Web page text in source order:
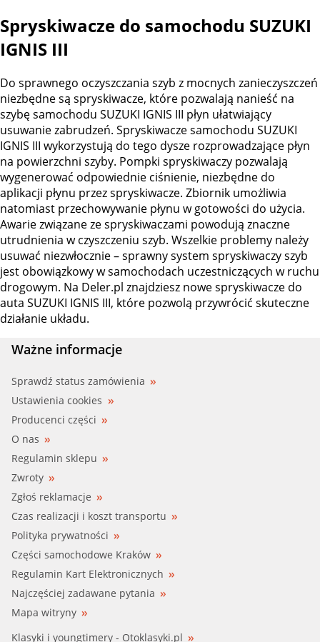
Spryskiwacze do samochodu SUZUKI
IGNIS III
Do sprawnego oczyszczania szyb z mocnych zanieczyszczeń
niezbędne są spryskiwacze, które pozwalają nanieść na
szybę samochodu SUZUKI IGNIS III płyn ułatwiający
usuwanie zabrudzeń. Spryskiwacze samochodu SUZUKI
IGNIS III wykorzystują do tego dysze rozprowadzające płyn
na powierzchni szyby. Pompki spryskiwaczy pozwalają
wygenerować odpowiednie ciśnienie, niezbędne do
aplikacji płynu przez spryskiwacze. Zbiornik umożliwia
natomiast przechowywanie płynu w gotowości do użycia.
Awarie związane ze spryskiwaczami powodują znaczne
utrudnienia w czyszczeniu szyb. Wszelkie problemy należy
usuwać niezwłocznie – sprawny system spryskiwaczy szyb
jest obowiązkowy w samochodach uczestniczących w ruchu
drogowym. Na Deler.pl znajdziesz nowe spryskiwacze do
auta SUZUKI IGNIS III, które pozwolą przywrócić skuteczne
działanie układu.
Ważne informacje
Sprawdź status zamówienia
Ustawienia cookies
Producenci części
O nas
Regulamin sklepu
Zwroty
Zgłoś reklamacje
Czas realizacji i koszt transportu
Polityka prywatności
Części samochodowe Kraków
Regulamin Kart Elektronicznych
Najczęściej zadawane pytania
Mapa witryny
Klasyki i youngtimery - Otoklasyki.pl